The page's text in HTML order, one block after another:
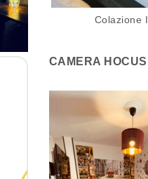
Colazione
CAMERA